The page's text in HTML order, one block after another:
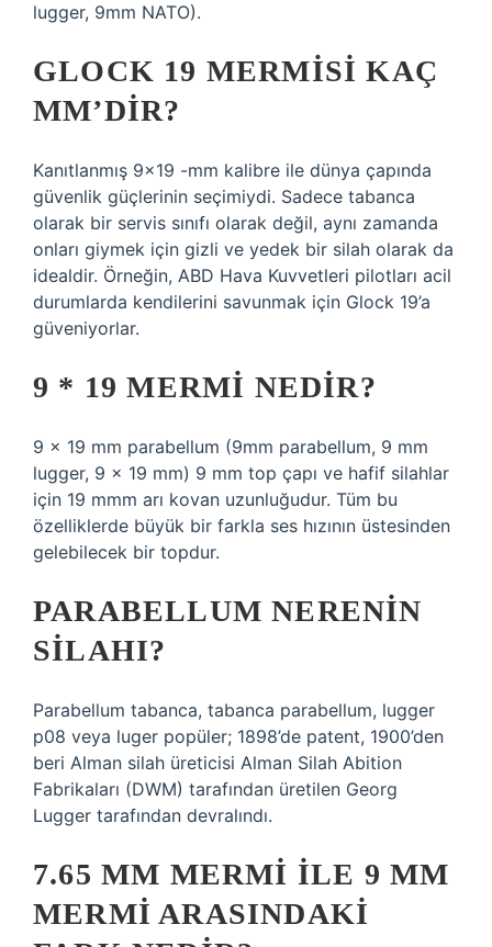
lugger, 9mm NATO).
GLOCK 19 MERMISI KAÇ
MM’DIR?
Kanıtlanmış 9×19 -mm kalibre ile dünya çapında
güvenlik güçlerinin seçimiydi. Sadece tabanca
olarak bir servis sınıfı olarak değil, aynı zamanda
onları giymek için gizli ve yedek bir silah olarak da
idealdir. Örneğin, ABD Hava Kuvvetleri pilotları acil
durumlarda kendilerini savunmak için Glock 19’a
güveniyorlar.
9 * 19 MERMI NEDIR?
9 × 19 mm parabellum (9mm parabellum, 9 mm
lugger, 9 × 19 mm) 9 mm top çapı ve hafif silahlar
için 19 mmm arı kovan uzunluğudur. Tüm bu
özelliklerde büyük bir farkla ses hızının üstesinden
gelebilecek bir topdur.
PARABELLUM NERENIN
SILAHI?
Parabellum tabanca, tabanca parabellum, lugger
p08 veya luger popüler; 1898’de patent, 1900’den
beri Alman silah üreticisi Alman Silah Abition
Fabrikaları (DWM) tarafından üretilen Georg
Lugger tarafından devralındı.
7.65 MM MERMI ILE 9 MM
MERMI ARASINDAKI